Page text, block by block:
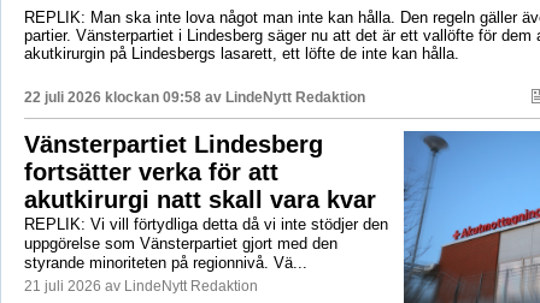
REPLIK: Man ska inte lova något man inte kan hålla. Den regeln gäller
partier. Vänsterpartiet i Lindesberg säger nu att det är ett vallöfte för dem
akutkirurgin på Lindesbergs lasarett, ett löfte de inte kan hålla.
22 juli 2026 klockan 09:58 av LindeNytt Redaktion
Vänsterpartiet Lindesberg
fortsätter verka för att
akutkirurgi natt skall vara kvar
REPLIK: Vi vill förtydliga detta då vi inte stödjer den
uppgörelse som Vänsterpartiet gjort med den
styrande minoriteten på regionnivå. Vä...
21 juli 2026 av LindeNytt Redaktion